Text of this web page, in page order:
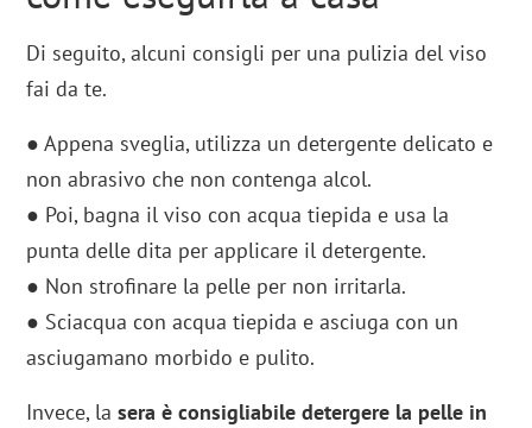
Di seguito, alcuni consigli per una pulizia del viso
fai da te.
● Appena sveglia, utilizza un detergente delicato e
non abrasivo che non contenga alcol.
● Poi, bagna il viso con acqua tiepida e usa la
punta delle dita per applicare il detergente.
● Non strofinare la pelle per non irritarla.
● Sciacqua con acqua tiepida e asciuga con un
asciugamano morbido e pulito.
Invece, lasera è consigliabile detergere la pelle in